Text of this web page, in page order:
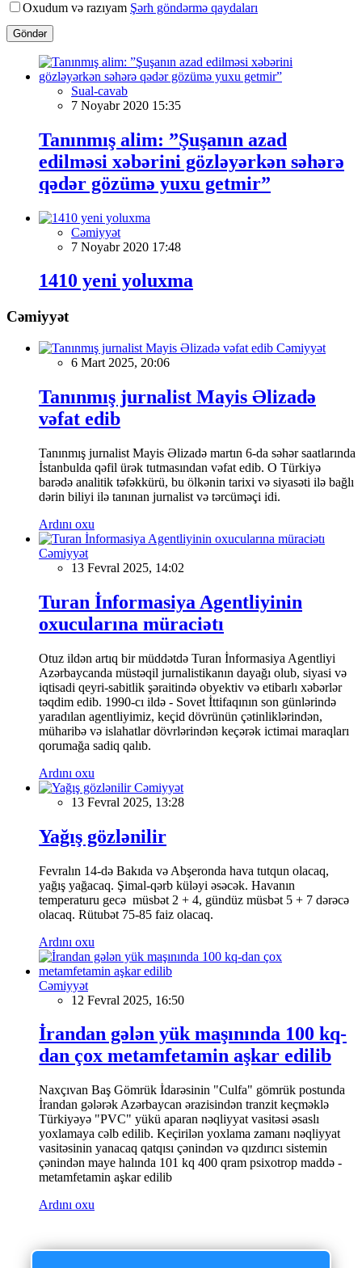
Oxudum və razıyam Şərh göndərmə qaydaları
Göndər
Sual-cavab
7 Noyabr 2020 15:35
Tanınmış alim: ”Şuşanın azad
edilməsi xəbərini gözləyərkən səhərə
qədər gözümə yuxu getmir”
Cəmiyyət
7 Noyabr 2020 17:48
1410 yeni yoluxma
Cəmiyyət
Cəmiyyət
6 Mart 2025, 20:06
Tanınmış jurnalist Mayis Əlizadə
vəfat edib
Tanınmış jurnalist Mayis Əlizadə martın 6-da səhər saatlarında
İstanbulda qəfil ürək tutmasından vəfat edib. O Türkiyə
barədə analitik təfəkkürü, bu ölkənin tarixi və siyasəti ilə bağlı
dərin biliyi ilə tanınan jurnalist və tərcüməçi idi.
Ardını oxu
Cəmiyyət
13 Fevral 2025, 14:02
Turan İnformasiya Agentliyinin
oxucularına müraciətı
Otuz ildən artıq bir müddətdə Turan İnformasiya Agentliyi
Azərbaycanda müstəqil jurnalistikanın dayağı olub, siyasi və
iqtisadi qeyri-sabitlik şəraitində obyektiv və etibarlı xəbərlər
təqdim edib. 1990-cı ildə - Sovet İttifaqının son günlərində
yaradılan agentliyimiz, keçid dövrünün çətinliklərindən,
müharibə və islahatlar dövrlərindən keçərək ictimai maraqları
qorumağa sadiq qalıb.
Ardını oxu
Cəmiyyət
13 Fevral 2025, 13:28
Yağış gözlənilir
Fevralın 14-də Bakıda və Abşeronda hava tutqun olacaq,
yağış yağacaq. Şimal-qərb küləyi əsəcək. Havanın
temperaturu gecə müsbət 2 + 4, gündüz müsbət 5 + 7 dərəcə
olacaq. Rütubət 75-85 faiz olacaq.
Ardını oxu
Cəmiyyət
12 Fevral 2025, 16:50
İrandan gələn yük maşınında 100 kq-
dan çox metamfetamin aşkar edilib
Naxçıvan Baş Gömrük İdarəsinin "Culfa" gömrük postunda
İrandan gələrək Azərbaycan ərazisindən tranzit keçməklə
Türkiyəyə "PVC" yükü aparan nəqliyyat vasitəsi əsaslı
yoxlamaya cəlb edilib. Keçirilən yoxlama zamanı nəqliyyat
vasitəsinin yanacaq qatqısı çənindən və qızdırıcı sistemin
çənindən maye halında 101 kq 400 qram psixotrop maddə -
metamfetamin aşkar edilib
Ardını oxu